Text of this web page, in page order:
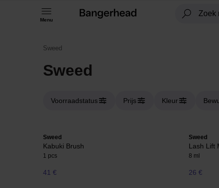
Menu
Sweed
Sweed
Voorraadstatus Prijs Kleur
Sweed
Kabuki Brush
1 pcs
41 €
Sweed
Lash Lift
8 ml
26 €